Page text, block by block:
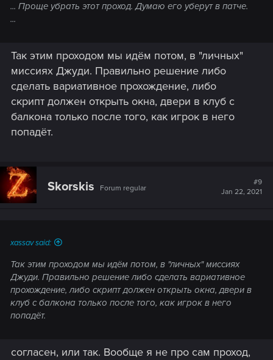
... Проще убрать этот проход. Думаю его уберут в патче.
...
Так этим проходом мы идём потом, в "личных"
миссиях Джуди. Правильно решение либо
сделать вариативное прохождение, либо
скрипт должен открыть окна, двери в клуб с
балкона только после того, как игрок в него
попадёт.
Skorskis Forum regular
#9
Jan 22, 2021
xassav said:
Так этим проходом мы идём потом, в "личных" миссиях
Джуди. Правильно решение либо сделать вариативное
прохождение, либо скрипт должен открыть окна, двери в
клуб с балкона только после того, как игрок в него
попадёт.
согласен, или так. Вообще я не про сам проход,